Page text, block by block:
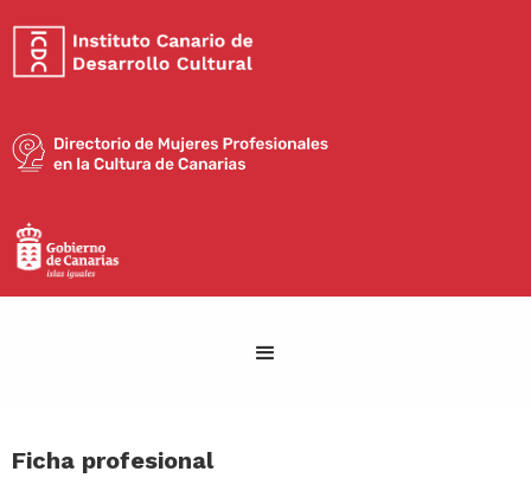
Ficha profesional